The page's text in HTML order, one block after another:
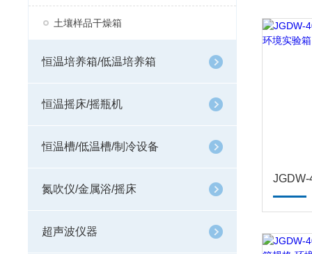
土壤样品干燥箱
恒温培养箱/低温培养箱
恒温摇床/摇瓶机
恒温槽/低温槽/制冷设备
氮吹仪/金属浴/摇床
超声波仪器